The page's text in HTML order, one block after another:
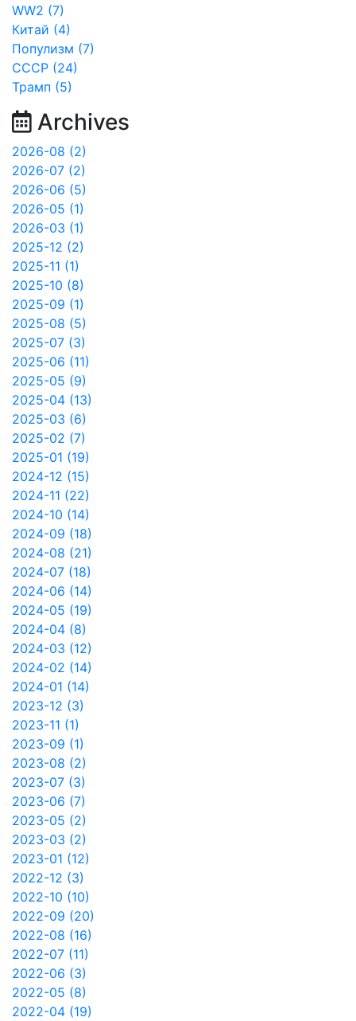
WW2 (7)
Китай (4)
Популизм (7)
СССР (24)
Трамп (5)
Archives
2026-08 (2)
2026-07 (2)
2026-06 (5)
2026-05 (1)
2026-03 (1)
2025-12 (2)
2025-11 (1)
2025-10 (8)
2025-09 (1)
2025-08 (5)
2025-07 (3)
2025-06 (11)
2025-05 (9)
2025-04 (13)
2025-03 (6)
2025-02 (7)
2025-01 (19)
2024-12 (15)
2024-11 (22)
2024-10 (14)
2024-09 (18)
2024-08 (21)
2024-07 (18)
2024-06 (14)
2024-05 (19)
2024-04 (8)
2024-03 (12)
2024-02 (14)
2024-01 (14)
2023-12 (3)
2023-11 (1)
2023-09 (1)
2023-08 (2)
2023-07 (3)
2023-06 (7)
2023-05 (2)
2023-03 (2)
2023-01 (12)
2022-12 (3)
2022-10 (10)
2022-09 (20)
2022-08 (16)
2022-07 (11)
2022-06 (3)
2022-05 (8)
2022-04 (19)